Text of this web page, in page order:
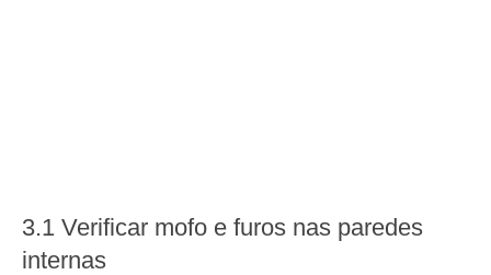
3.1 Verificar mofo e furos nas paredes
internas